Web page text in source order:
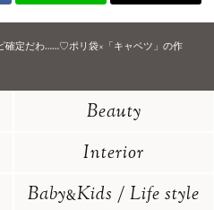
確定だわ……♡ポリ袋×「キャベツ」の作
Beauty
Interior
Baby&Kids / Life style